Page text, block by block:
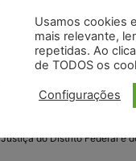
DJe: 19/4/2017
LUIS FISCHER DIAS, 2ª
2016.
do Distrito Federal e
Usamos cookies
mais relevante,
repetidas. Ao
de TODOS os
Configurações